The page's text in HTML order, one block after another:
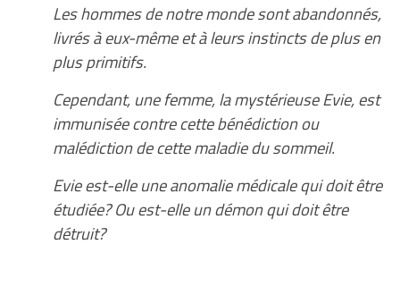
Les hommes de notre monde sont abandonnés,
livrés à eux-même et à leurs instincts de plus en
plus primitifs.
Cependant, une femme, la mystérieuse Evie, est
immunisée contre cette bénédiction ou
malédiction de cette maladie du sommeil.
Evie est-elle une anomalie médicale qui doit être
étudiée? Ou est-elle un démon qui doit être
détruit?